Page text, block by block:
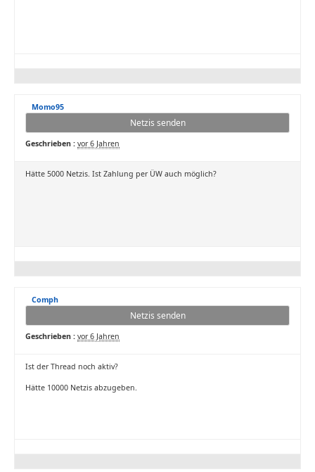
Momo95
Netzis senden
Geschrieben : vor 6 Jahren
Hätte 5000 Netzis. Ist Zahlung per ÜW auch möglich?
Comph
Netzis senden
Geschrieben : vor 6 Jahren
Ist der Thread noch aktiv?
Hätte 10000 Netzis abzugeben.